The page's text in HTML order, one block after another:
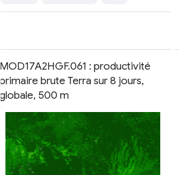
MOD17A2HGF.061 : productivité
primaire brute Terra sur 8 jours,
globale, 500 m